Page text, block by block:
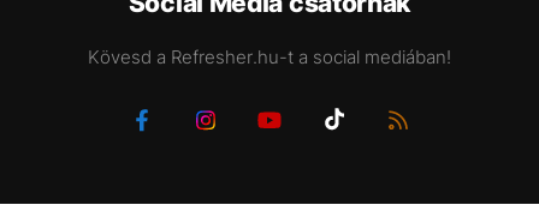
Kövesd a Refresher.hu-t a social mediában!